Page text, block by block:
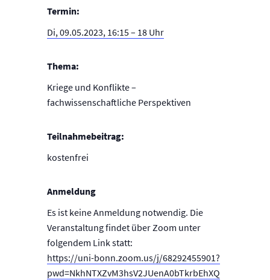
Termin:
Di, 09.05.2023, 16:15 – 18 Uhr
Thema:
Kriege und Konflikte –
fachwissenschaftliche Perspektiven
Teilnahmebeitrag:
kostenfrei
Anmeldung
Es ist keine Anmeldung notwendig. Die
Veranstaltung findet über Zoom unter
folgendem Link statt:
https://uni-bonn.zoom.us/j/68292455901?
pwd=NkhNTXZvM3hsV2JUenA0bTkrbEhXQ